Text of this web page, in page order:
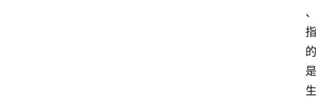
、
指
的
是
生